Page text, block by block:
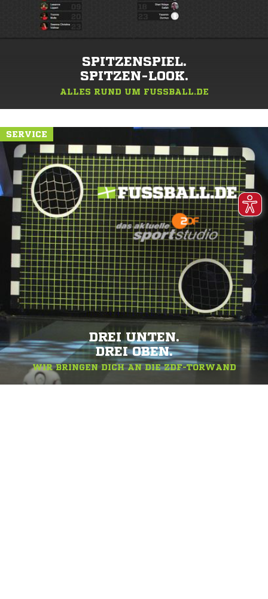
SPITZENSPIEL.
SPITZEN-LOOK.
ALLES RUND UM FUSSBALL.DE
SERVICE
DREI UNTEN.
DREI OBEN.
WIR BRINGEN DICH AN DIE ZDF-TORWAND